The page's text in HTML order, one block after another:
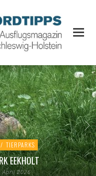
/ TIERPARKS
EEKHOLT
April 2026